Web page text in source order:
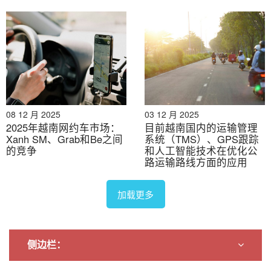
洪水、水坝和水利工程：日越在气候适应型基础设施领域
08 12 月 2025
2025年越南网约车市场：
Xanh SM、Grab和Be之间
的竞争
03 12 月 2025
目前越南国内的运输管理
系统（TMS）、GPS跟踪
和人工智能技术在优化公
路运输路线方面的应用
加载更多
侧边栏：